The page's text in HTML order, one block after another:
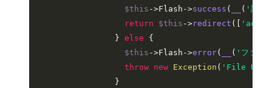
$this ->Flash->success ( ( '課題
return
$this ->redirect ([
                }
else {
$this ->Flash->error( ( 'ファイ
throw new Exception ( 'File
                }